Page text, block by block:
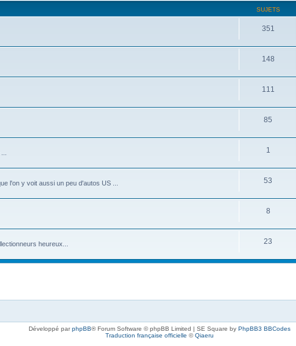
SUJETS
351
148
111
85
1
l'on y voit aussi un peu d'autos US ... 53
8
heureux... 23
Développé parphpBB® Forum Software © phpBB Limited | SE Square by PhpBB3 BBCodes
Traduction française officielle ©Qiaeru